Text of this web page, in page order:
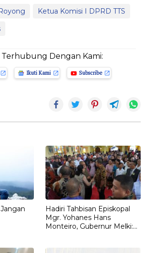
Ketua Komisi I DPRD TTS
Terhubung Dengan Kami:
Ikuti Kami Subscribe
Hadiri Tahbisan Episkopal
Mgr. Yohanes Hans
Monteiro, Gubernur Melki: